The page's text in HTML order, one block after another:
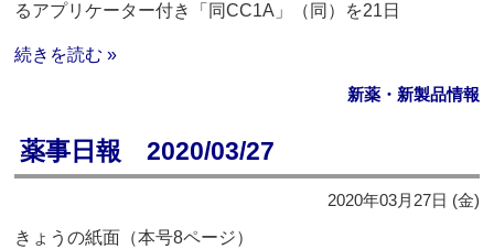
るアプリケーター付き「同CC1A」（同）を21日
続きを読む »
新薬・新製品情報
薬事日報 2020/03/27
2020年03月27日 (金)
きょうの紙面（本号8ページ）